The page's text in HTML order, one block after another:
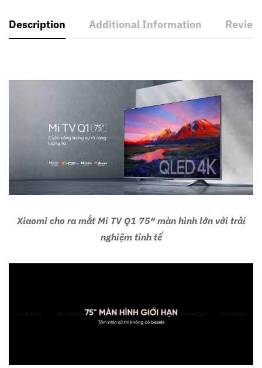
Description Additional Information
Xiaomi cho ra mắt Mi TV Q1 75″ màn hình lớn với trải
nghiệm tinh tế